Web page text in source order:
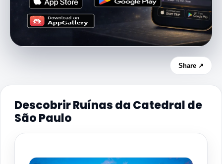
Share ↗
Descobrir Ruínas da Catedral de
São Paulo